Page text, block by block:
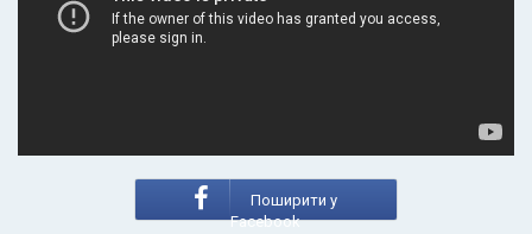
Поширити у
Facebook